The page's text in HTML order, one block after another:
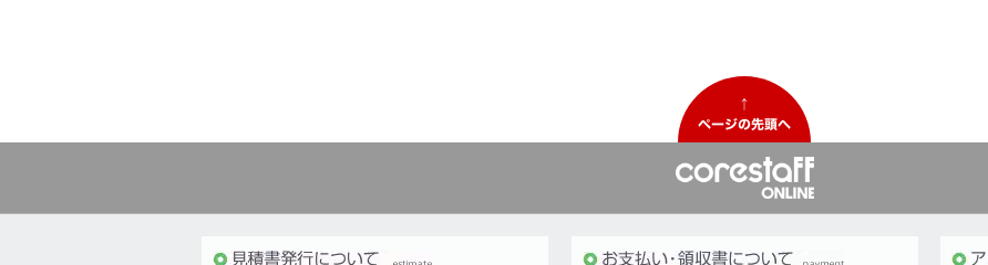
↑
ページの先頭へ